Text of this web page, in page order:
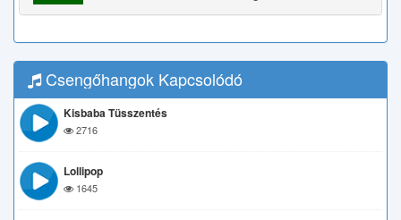
Csengőhangok Kapcsolódó
Kisbaba Tüsszentés
2716
Lollipop
1645